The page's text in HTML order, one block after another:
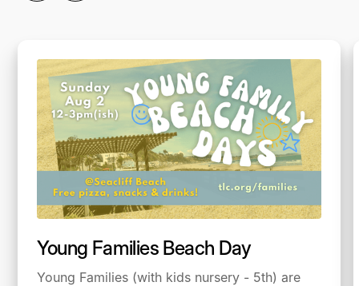
Young Families Beach Day
Young Families (with kids nursery - 5th) are